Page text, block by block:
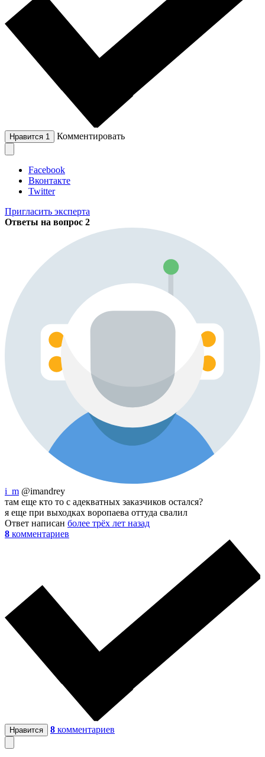
Нравится 1 Комментировать
Facebook
Вконтакте
Twitter
Пригласить эксперта
Ответы на вопрос 2
i_m @imandrey
там еще кто то с адекватных заказчиков остался?
я еще при выходках воропаева оттуда свалил
Ответ написан более трёх лет назад
8 комментариев
Нравится 8 комментариев